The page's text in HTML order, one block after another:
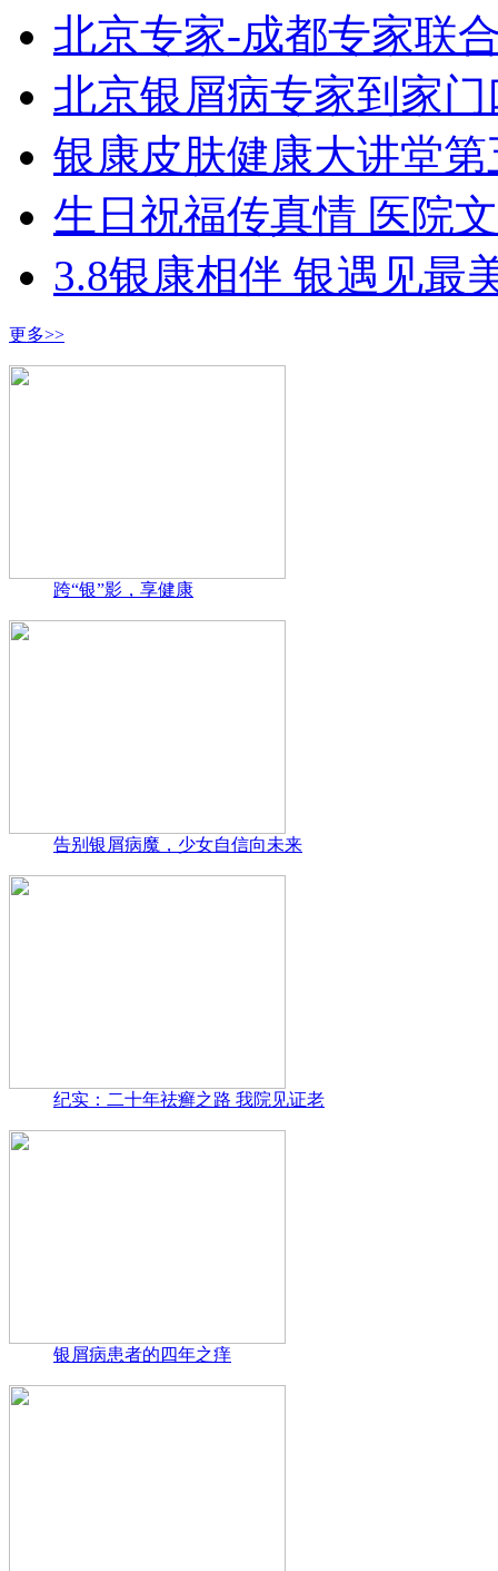
北京专家-成都专家联
北京银屑病专家到家门
银康皮肤健康大讲堂第
生日祝福传真情 医院
3.8银康相伴 银遇见最
更多>>
跨“银”影，享健康
告别银屑病魔，少女自信向未来
纪实：二十年祛癣之路 我院见证老
银屑病患者的四年之痒